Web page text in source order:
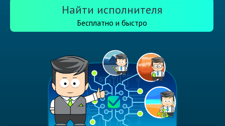
Найти исполнителя
Бесплатно и быстро